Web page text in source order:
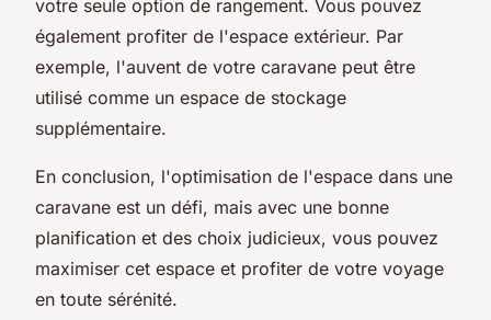
votre seule option de rangement. Vous pouvez
également profiter de l'espace extérieur. Par
exemple, l'auvent de votre caravane peut être
utilisé comme un espace de stockage
supplémentaire.
En conclusion, l'optimisation de l'espace dans une
caravane est un défi, mais avec une bonne
planification et des choix judicieux, vous pouvez
maximiser cet espace et profiter de votre voyage
en toute sérénité.